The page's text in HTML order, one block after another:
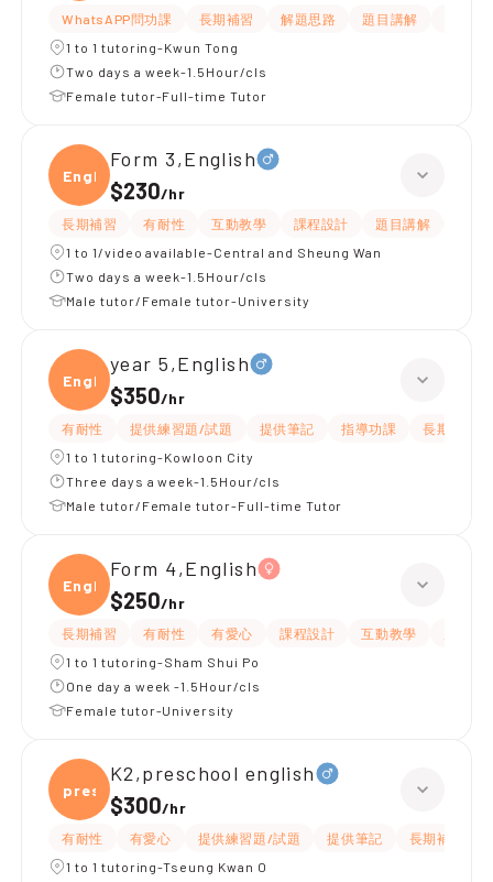
WhatsAPP問功課 長期補習 解題思路 題目講解
1 to 1 tutoring-Kwun Tong
Two days a week-1.5Hour/cls
Female tutor-Full-time Tutor
Engli
Form 3,English
$230/hr
長期補習 有耐性 互動教學 課程設計 題目講解
1 to 1/video available-Central and Sheung Wan
Two days a week-1.5Hour/cls
Male tutor/Female tutor-University
Engli
year 5,English
$350/hr
有耐性 提供練習題/試題 提供筆記 指導功課
長期補習
1 to 1 tutoring-Kowloon City
Three days a week-1.5Hour/cls
Male tutor/Female tutor-Full-time Tutor
Engli
Form 4,English
$250/hr
長期補習 有耐性 有愛心 課程設計 互動教學
1 to 1 tutoring-Sham Shui Po
One day a week -1.5Hour/cls
Female tutor-University
presc
K2,preschool english
$300/hr
有耐性 有愛心 提供練習題/試題 提供筆記
長期補習
1 to 1 tutoring-Tseung Kwan O